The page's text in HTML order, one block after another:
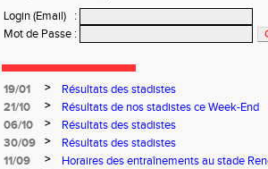
Login (Email)
:
Mot de Passe :
19/01 >
Résultats des stadistes
21/10
>
Résultats de nos stadistes ce Week-End
06/10
>
Résultats des stadistes
30/09
>
Résultats des stadistes
11/09
>
Horaires des entraînements au stade